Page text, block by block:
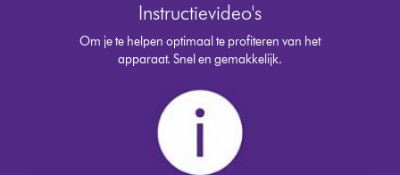
Instructievideo's
Om je te helpen optimaal te profiteren van het
apparaat. Snel en gemakkelijk.